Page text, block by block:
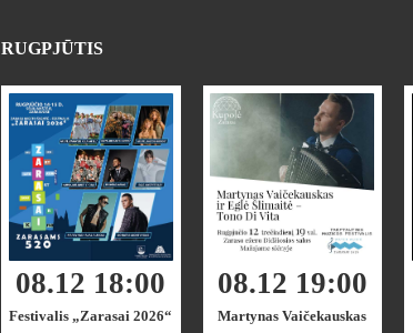
RUGPJŪTIS
08.12 18:00
Festivalis „Zarasai 2026“
08.12 19:00
Martynas Vaičekauskas